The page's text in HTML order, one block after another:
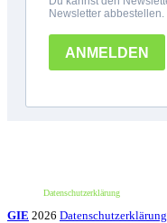
Datenschutzerklärung
GIE 2026 Datenschutzerklärung